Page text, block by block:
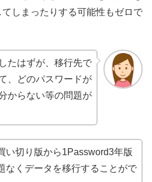
しまったりする可能性もゼロで
たはずが、移行先で
、どのパスワードが
からない等の問題が
い切り版から1Password3年版
なくデータを移行することがで